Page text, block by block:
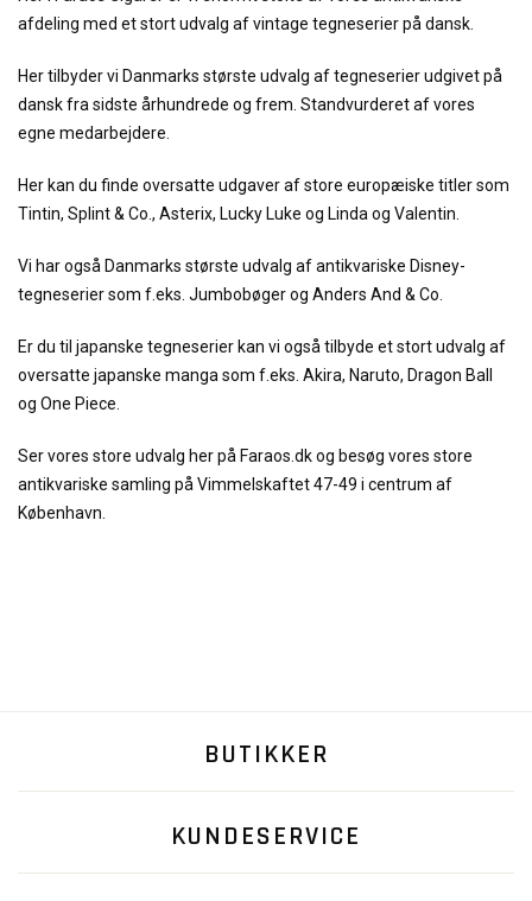
afdeling med et stort udvalg af vintage tegneserier på dansk.
Her tilbyder vi Danmarks største udvalg af tegneserier udgivet på
dansk fra sidste århundrede og frem. Standvurderet af vores
egne medarbejdere.
Her kan du finde oversatte udgaver af store europæiske titler som
Tintin, Splint & Co., Asterix, Lucky Luke og Linda og Valentin.
Vi har også Danmarks største udvalg af antikvariske Disney-
tegneserier som f.eks. Jumbobøger og Anders And & Co.
Er du til japanske tegneserier kan vi også tilbyde et stort udvalg af
oversatte japanske manga som f.eks. Akira, Naruto, Dragon Ball
og One Piece.
Ser vores store udvalg her på Faraos.dk og besøg vores store
antikvariske samling på Vimmelskaftet 47-49 i centrum af
København.
BUTIKKER
KUNDESERVICE